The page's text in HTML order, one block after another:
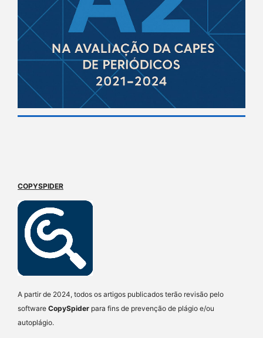
COPYSPIDER
A partir de 2024, todos os artigos publicados terão revisão pelo
software CopySpider para fins de prevenção de plágio e/ou
autoplágio.